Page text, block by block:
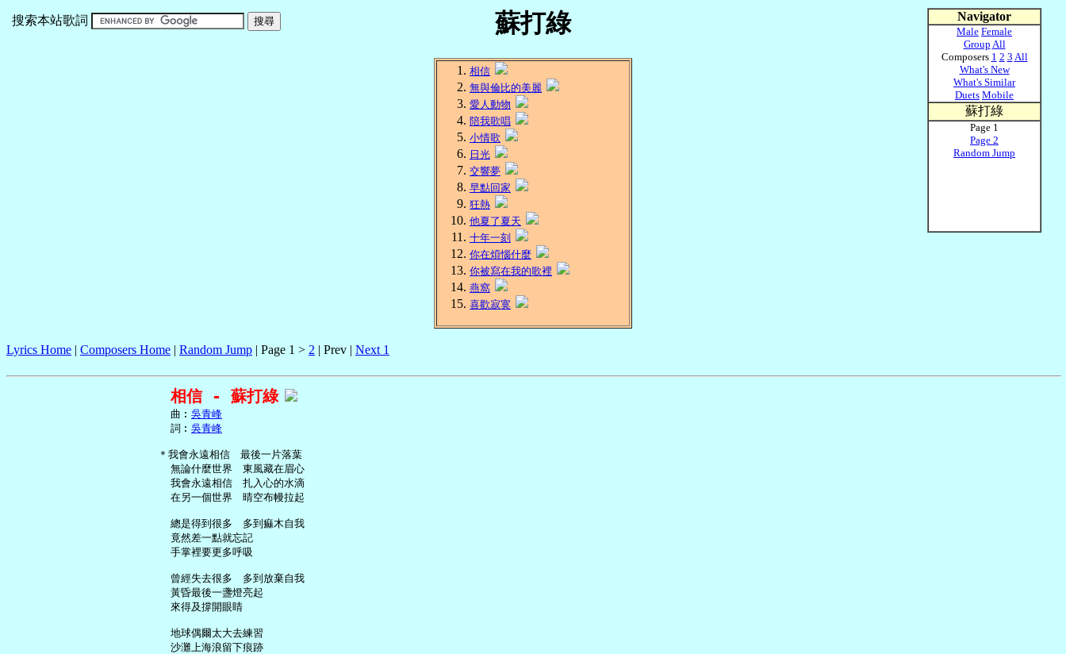
蘇打綠
搜索本站歌詞
相信
無與倫比的美麗
愛人動物
陪我歌唱
小情歌
日光
交響夢
早點回家
狂熱
他夏了夏天
十年一刻
你在煩惱什麼
你被寫在我的歌裡
燕窩
喜歡寂寞
Lyrics Home | Composers Home | Random Jump | Page 1 > 2 | Prev | Next 1
相信 - 蘇打綠
     曲︰
吳青峰
     詞︰
吳青峰
   ＊我會永遠相信　最後一片落葉
     無論什麼世界　東風藏在眉心
     我會永遠相信　扎入心的水滴
     在另一個世界　晴空布幔拉起
     總是得到很多　多到痲木自我
     竟然差一點就忘記
     手掌裡要更多呼吸
     曾經失去很多　多到放棄自我
     黃昏最後一盞燈亮起
     來得及撐開眼睛
     地球偶爾太大去練習
     沙灘上海浪留下痕跡
Navigator
Male Female
Group All
Composers 1 2 3 All
What's New
What's Similar
Duets Mobile
蘇打綠
Page 1
Page 2
Random Jump